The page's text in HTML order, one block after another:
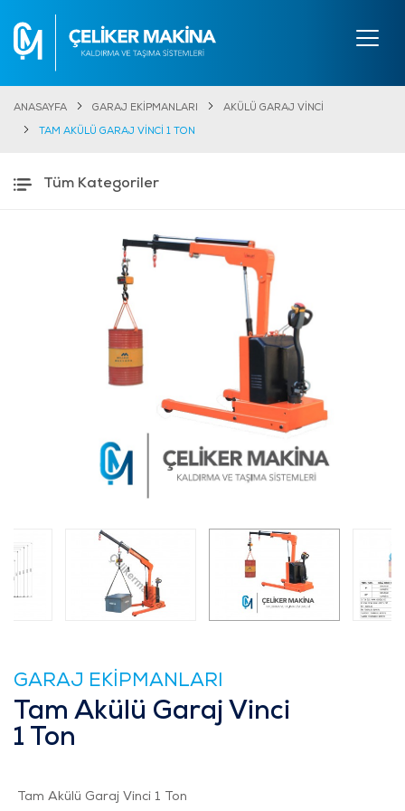
ANASAYFA GARAJ EKİPMANLARI AKÜLÜ GARAJ VİNCİ
TAM AKÜLÜ GARAJ VİNCİ 1 TON
Tüm Kategoriler
GARAJ EKİPMANLARI
Tam Akülü Garaj Vinci
1 Ton
Tam Akülü Garaj Vinci 1 Ton